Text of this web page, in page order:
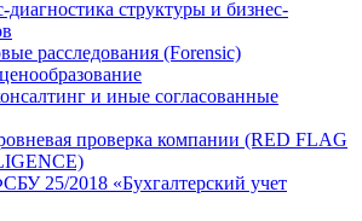
диагностика структуры и бизнес-
расследования (Forensic)
и иные согласованные
проверка компании (RED FLAG
25/2018 «Бухгалтерский учет